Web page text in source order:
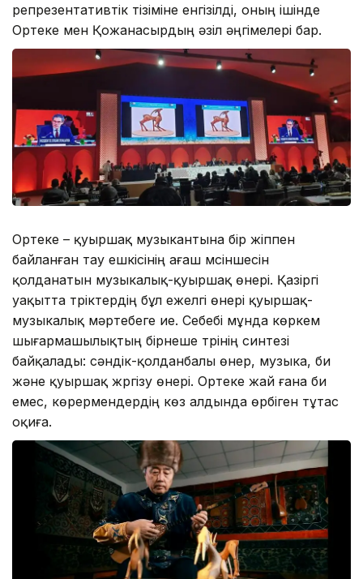
репрезентативтік тізіміне енгізілді, оның ішінде
Ортеке мен Қожанасырдың әзіл әңгімелері бар.
Ортеке – қуыршақ музыкантына бір жіппен
байланған тау ешкісінің ағаш мүсіншесін
қолданатын музыкалық-қуыршақ өнері. Қазіргі
уақытта түріктердің бұл ежелгі өнері қуыршақ-
музыкалық мәртебеге ие. Себебі мұнда көркем
шығармашылықтың бірнеше түрінің синтезі
байқалады: сәндік-қолданбалы өнер, музыка, би
және қуыршақ жүргізу өнері. Ортеке жай ғана би
емес, көрермендердің көз алдында өрбіген тұтас
оқиға.